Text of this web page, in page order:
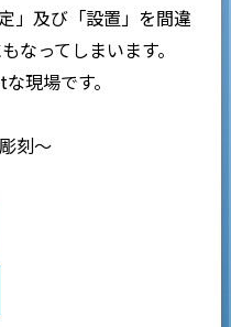
」及び「設置」を間違
なってしまいます。
現場です。
刻～